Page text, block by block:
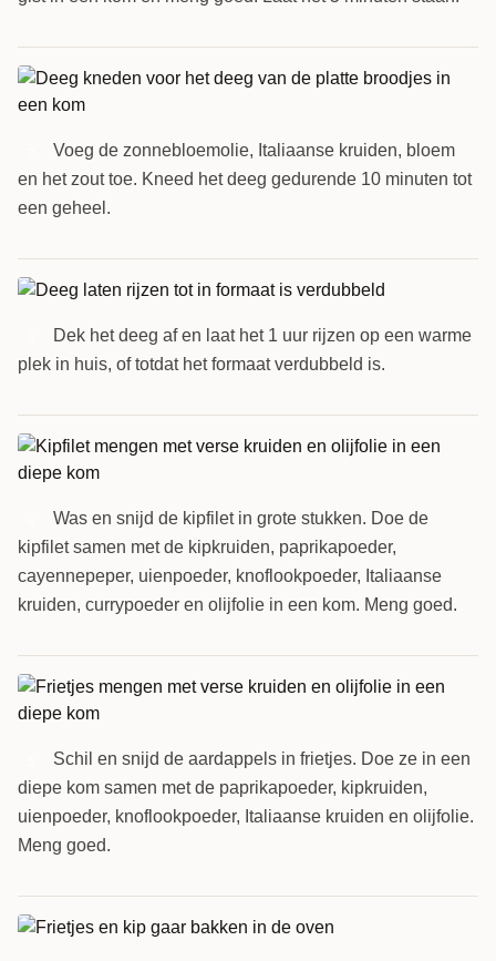
Voeg de zonnebloemolie, Italiaanse kruiden, bloem
en het zout toe. Kneed het deeg gedurende 10 minuten tot
een geheel.
Dek het deeg af en laat het 1 uur rijzen op een warme
plek in huis, of totdat het formaat verdubbeld is.
Was en snijd de kipfilet in grote stukken. Doe de
kipfilet samen met de kipkruiden, paprikapoeder,
cayennepeper, uienpoeder, knoflookpoeder, Italiaanse
kruiden, currypoeder en olijfolie in een kom. Meng goed.
Schil en snijd de aardappels in frietjes. Doe ze in een
diepe kom samen met de paprikapoeder, kipkruiden,
uienpoeder, knoflookpoeder, Italiaanse kruiden en olijfolie.
Meng goed.